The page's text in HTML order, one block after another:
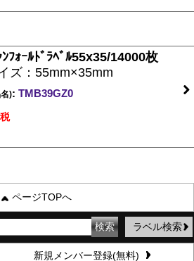
ﾌｫｰﾙﾄﾞﾗﾍﾞﾙ55x35/14000枚
ズ：55mm×35mm
): TMB39GZ0
ページTOPへ
ラベル検索
新規メンバー登録(無料)